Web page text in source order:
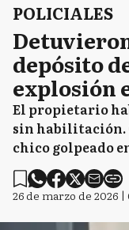
POLICIALES
depósito
explosión
El propietario
sin habilitación.
chico golpeado
26 de marzo de 2026